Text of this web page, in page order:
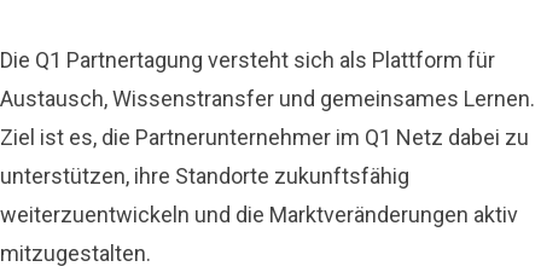
Die Q1 Partnertagung versteht sich als Plattform für
Austausch, Wissenstransfer und gemeinsames Lernen.
Ziel ist es, die Partnerunternehmer im Q1 Netz dabei zu
unterstützen, ihre Standorte zukunftsfähig
weiterzuentwickeln und die Marktveränderungen aktiv
mitzugestalten.